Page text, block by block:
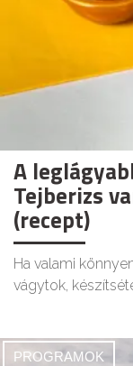
A
Tejberizs
(recept)
Ha valami
vágytok,
PROGRAMOK